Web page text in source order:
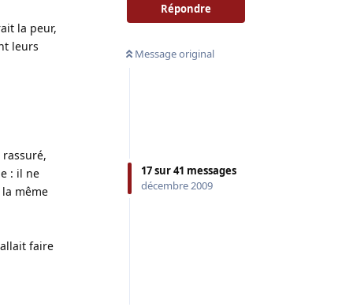
Répondre
Message original
17sur41 messages
décembre 2009
la peur,
leurs
: il ne
même
allait faire